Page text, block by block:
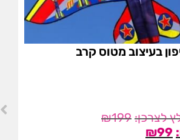
בעיצוב מטוס קרב
₪199
₪99